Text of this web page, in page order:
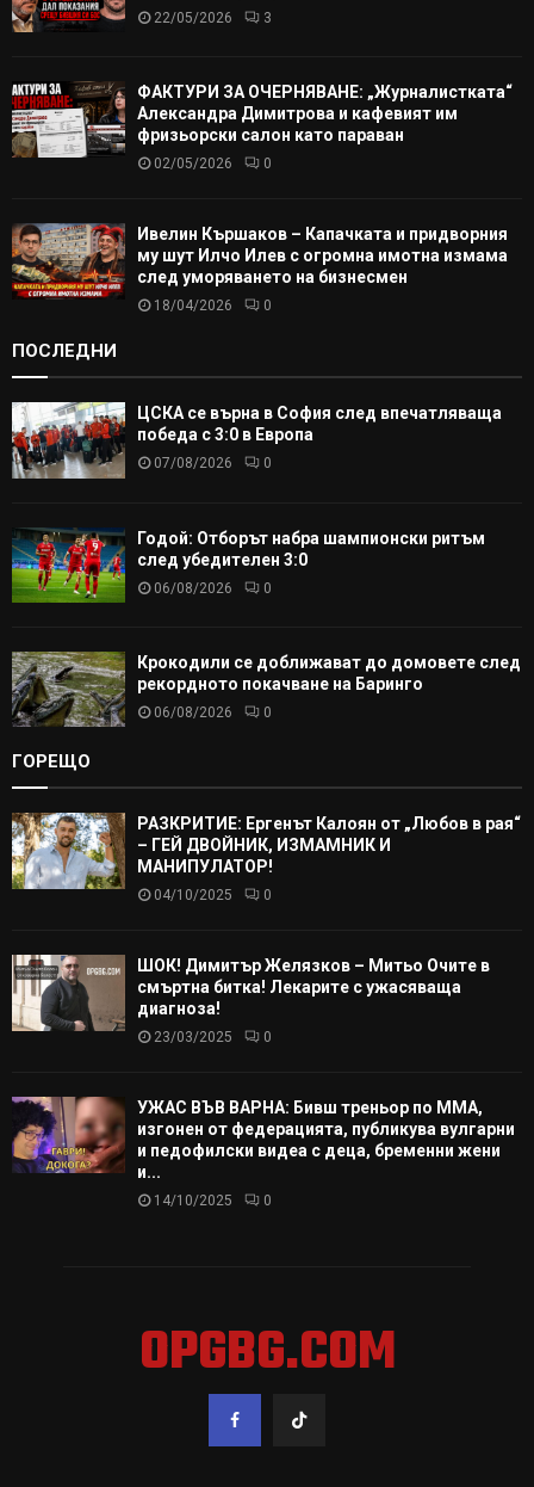
22/05/2026 3
ФАКТУРИ ЗА ОЧЕРНЯВАНЕ: „Журналистката“
Александра Димитрова и кафевият им
фризьорски салон като параван
02/05/2026 0
Ивелин Кършаков – Капачката и придворния
му шут Илчо Илев с огромна имотна измама
след уморяването на бизнесмен
18/04/2026 0
ПОСЛЕДНИ
ЦСКА се върна в София след впечатляваща
победа с 3:0 в Европа
07/08/2026 0
Годой: Отборът набра шампионски ритъм
след убедителен 3:0
06/08/2026 0
Крокодили се доближават до домовете след
рекордното покачване на Баринго
06/08/2026 0
ГОРЕЩО
РАЗКРИТИЕ: Ергенът Калоян от „Любов в рая“
– ГЕЙ ДВОЙНИК, ИЗМАМНИК И
МАНИПУЛАТОР!
04/10/2025 0
ШОК! Димитър Желязков – Митьо Очите в
смъртна битка! Лекарите с ужасяваща
диагноза!
23/03/2025 0
УЖАС ВЪВ ВАРНА: Бивш треньор по ММА,
изгонен от федерацията, публикува вулгарни
и педофилски видеа с деца, бременни жени
и...
14/10/2025 0
OPGBG.COM